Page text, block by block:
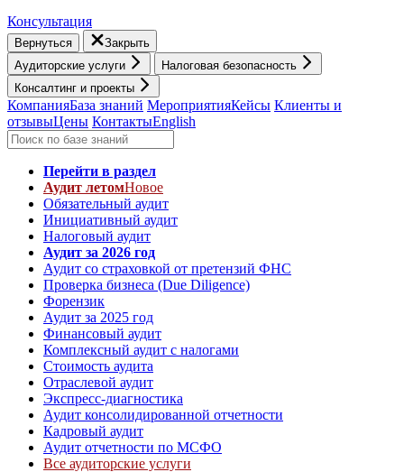
Консультация
Вернуться
Закрыть
Аудиторские услуги
Налоговая безопасность
Консалтинг и проекты
КомпанияБаза знаний МероприятияКейсы Клиенты и
отзывыЦены КонтактыEnglish
Перейти в раздел
Аудит летомНовое
Обязательный аудит
Инициативный аудит
Налоговый аудит
Аудит за 2026 год
Аудит со страховкой от претензий ФНС
Проверка бизнеса (Due Diligence)
Форензик
Аудит за 2025 год
Финансовый аудит
Комплексный аудит с налогами
Стоимость аудита
Отраслевой аудит
Экспресс-диагностика
Аудит консолидированной отчетности
Кадровый аудит
Аудит отчетности по МСФО
Все аудиторские услуги